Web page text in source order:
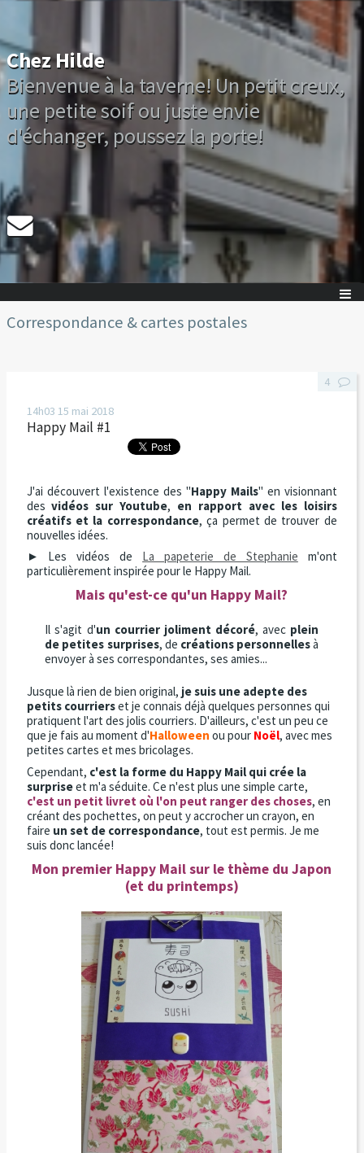
Chez Hilde
Bienvenue à la taverne! Un petit creux,
une petite soif ou juste envie
d'échanger, poussez la porte!
Correspondance & cartes postales
14h03 15 mai 2018
Happy Mail #1
J'ai découvert l'existence des "Happy Mails" en visionnant
desvidéos sur Youtube, en rapport avec les loisirs
créatifs et la correspondance, ça permet de trouver de
nouvelles idées.
► Les vidéos de La papeterie de Stephanie m'ont
particulièrement inspirée pour le Happy Mail.
Mais qu'est-ce qu'un Happy Mail?
Il s'agit d'un courrier joliment décoré, avec plein
de petites surprises, de créations personnellesà
envoyer à ses correspondantes, ses amies...
Jusque là rien de bien original, je suis une adepte des
petits courrierset je connais déjà quelques personnes qui
pratiquent l'art des jolis courriers. D'ailleurs, c'est un peu ce
que je fais au moment d'Halloween ou pour Noël, avec mes
petites cartes et mes bricolages.
Cependant, c'est la forme du Happy Mail qui crée la
surpriseet m'a séduite. Ce n'est plus une simple carte,
c'est un petit livret où l'on peut ranger des choses, en
créant des pochettes, on peut y accrocher un crayon, en
faire un set de correspondance, tout est permis. Je me
suis donc lancée!
Mon premier Happy Mail sur le thème du Japon
(et du printemps)
4